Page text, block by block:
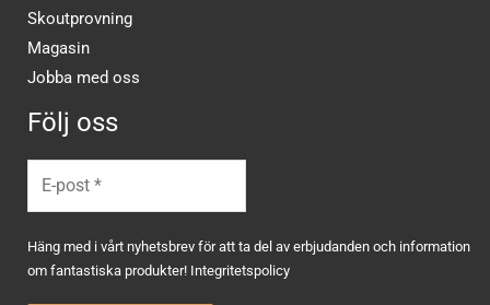
Skoutprovning
Magasin
Jobba med oss
Följ oss
Häng med i vårt nyhetsbrev för att ta del av erbjudanden och information
om fantastiska produkter! Integritetspolicy